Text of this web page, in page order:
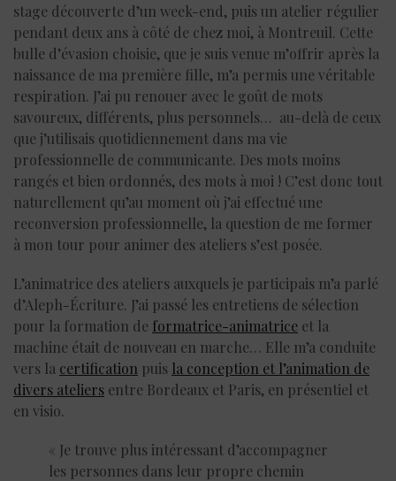
stage découverte d’un week-end, puis un atelier régulier
pendant deux ans à côté de chez moi, à Montreuil. Cette
bulle d’évasion choisie, que je suis venue m’offrir après la
naissance de ma première fille, m’a permis une véritable
respiration. J’ai pu renouer avec le goût de mots
savoureux, différents, plus personnels… au-delà de ceux
que j’utilisais quotidiennement dans ma vie
professionnelle de communicante. Des mots moins
rangés et bien ordonnés, des mots à moi ! C’est donc tout
naturellement qu’au moment où j’ai effectué une
reconversion professionnelle, la question de me former
à mon tour pour animer des ateliers s’est posée.
L’animatrice des ateliers auxquels je participais m’a parlé
d’Aleph-Écriture. J’ai passé les entretiens de sélection
pour la formation de formatrice-animatrice et la
machine était de nouveau en marche… Elle m’a conduite
vers la certification puis la conception et l’animation de
divers ateliers entre Bordeaux et Paris, en présentiel et
en visio.
« Je trouve plus intéressant d’accompagner
les personnes dans leur propre chemin